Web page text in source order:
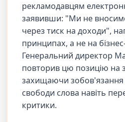
рекламодавцям
заявивши: "Ми не
через тиск на доходи",
принципах, а не на
Генеральний директор
повторив цю позицію на
захищаючи
свободи слова навіть
критики.